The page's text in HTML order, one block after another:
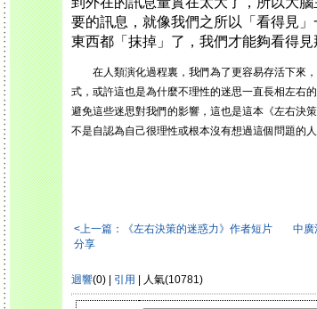
要的訊息，就像我們之所以「看得見
東西都「抹掉」了，我們才能夠看得見
在人類演化過程裏，我們為了更容易存活下來，
式，或許這也是為什麼不理性的迷思一直長相左右
避免這些迷思對我們的影響，這也是這本《左右決
不是自認為自己很理性或根本沒有想過這個問題的
<上一篇：《左右決策的迷惑力》作者短片
分享
中廣
迴響(0) | 引用 | 人氣(10781)